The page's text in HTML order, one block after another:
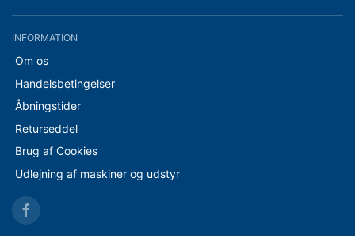
INFORMATION
Om os
Handelsbetingelser
Åbningstider
Returseddel
Brug af Cookies
Udlejning af maskiner og udstyr